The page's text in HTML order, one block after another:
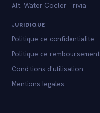
Alt. Water Cooler Trivia
JURIDIQUE
Politique de confidentialite
Politique de remboursement
Conditions d'utilisation
Mentions legales